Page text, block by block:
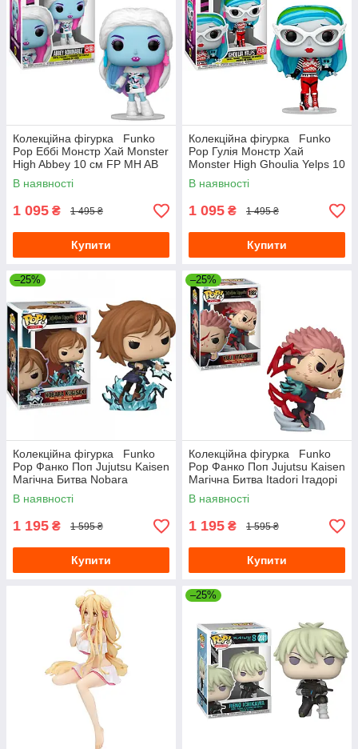
Колекційна фігурка Funko
Pop Еббі Монстр Хай Monster
High Abbey 10 см FP MH AB
155
В наявності
1 095 ₴ 1 495 ₴
Купити
Колекційна фігурка Funko
Pop Гулія Монстр Хай
Monster High Ghoulia Yelps 10
см FP MH GY 154
В наявності
1 095 ₴ 1 495 ₴
Купити
–25%
Колекційна фігурка Funko
Pop Фанко Поп Jujutsu Kaisen
Магічна Битва Nobara
Kugisaki Кугісаки Нобара 10
см FP JK NK 1884
В наявності
1 195 ₴ 1 595 ₴
Купити
–25%
Колекційна фігурка Funko
Pop Фанко Поп Jujutsu Kaisen
Магічна Битва Itadori Ітадорі
10 см FP JK I 1882
В наявності
1 195 ₴ 1 595 ₴
Купити
–25%